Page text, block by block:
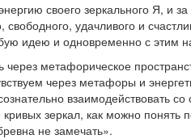
своего зеркального Я, и
свободного, удачливого и
идею и одновременно с этим
через метафорическое
через метафоры и
взаимодействовать
зеркал, как можно понять
не замечать».